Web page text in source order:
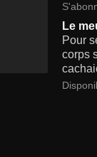
Le
Pour
corps